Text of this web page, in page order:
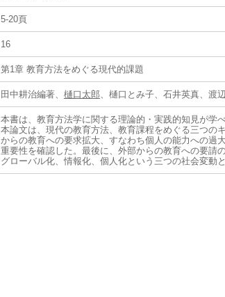
5-20頁
16
第1章 教育方法をめぐる現代的課題
田中耕治編著、 樋口太郎、樋口とみ子、石井英真、渡
本書は、教育方法学に関する理論的・実践的知見が学
本論文は、現代の教育方法、教育課程をめぐる三つの
からの教育への要求拡大、すなわち個人の能力への過
重要性を確認した。最後に、外部からの教育への要請
グローバル化、情報化、個人化という三つの社会変動